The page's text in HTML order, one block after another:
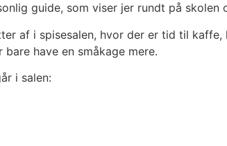
guide, som viser jer rundt på
af i spisesalen, hvor der er tid til kaffe,
have en småkage mere.
i salen: